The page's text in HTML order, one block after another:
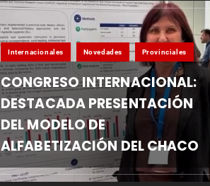
Internacionales Novedades Provinciales
CONGRESO INTERNACIONAL:
DESTACADA PRESENTACIÓN
DEL MODELO DE
ALFABETIZACIÓN DEL CHACO